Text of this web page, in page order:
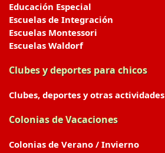
Educación Especial
Escuelas de Integración
Escuelas Montessori
Escuelas Waldorf
Clubes y deportes para chicos
Clubes, deportes y otras actividades
Colonias de Vacaciones
Colonias de Verano / Invierno